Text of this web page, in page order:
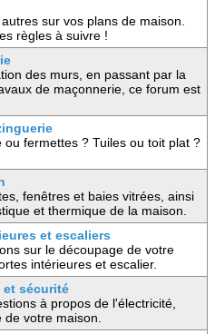
sur vos plans de maison.
règles à suivre !
des murs, en passant par la
de maçonnerie, ce forum est
fermettes ? Tuiles ou toit plat ?
fenêtres et baies vitrées, ainsi
et thermique de la maison.
et escaliers
sur le découpage de votre
intérieures et escalier.
et sécurité
à propos de l'électricité,
votre maison.